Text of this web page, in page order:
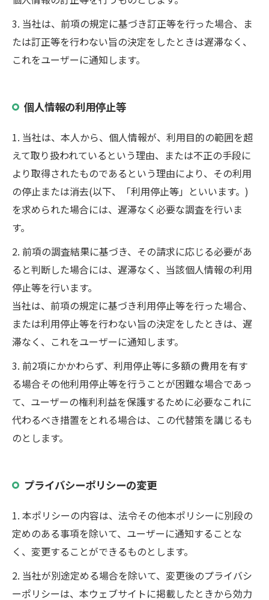
3. 当社は、前項の規定に基づき訂正等を行った場合、ま
たは訂正等を行わない旨の決定をしたときは遅滞なく、
これをユーザーに通知します。
個人情報の利用停止等
1. 当社は、本人から、個人情報が、利用目的の範囲を超
えて取り扱われているという理由、または不正の手段に
より取得されたものであるという理由により、その利用
の停止または消去(以下、「利用停止等」といいます。)
を求められた場合には、遅滞なく必要な調査を行いま
す。
2. 前項の調査結果に基づき、その請求に応じる必要があ
ると判断した場合には、遅滞なく、当該個人情報の利用
停止等を行います。
当社は、前項の規定に基づき利用停止等を行った場合、
または利用停止等を行わない旨の決定をしたときは、遅
滞なく、これをユーザーに通知します。
3. 前2項にかかわらず、利用停止等に多額の費用を有す
る場合その他利用停止等を行うことが困難な場合であっ
て、ユーザーの権利利益を保護するために必要なこれに
代わるべき措置をとれる場合は、この代替策を講じるも
のとします。
プライバシーポリシーの変更
1. 本ポリシーの内容は、法令その他本ポリシーに別段の
定めのある事項を除いて、ユーザーに通知することな
く、変更することができるものとします。
2. 当社が別途定める場合を除いて、変更後のプライバシ
ーポリシーは、本ウェブサイトに掲載したときから効力